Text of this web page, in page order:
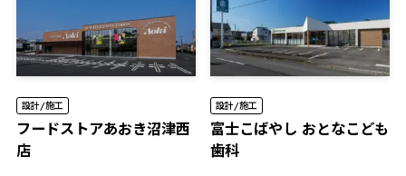
設計/施工
フードストアあおき沼津西
店
設計/施工
富士こばやし おとなこども
歯科